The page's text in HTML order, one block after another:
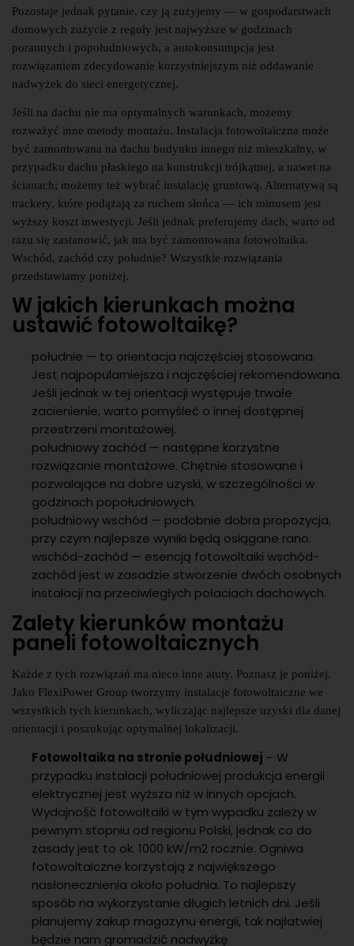
Pozostaje jednak pytanie, czy ją zużyjemy — w gospodarstwach
domowych zużycie z reguły jest najwyższe w godzinach
porannych i popołudniowych, a autokonsumpcja jest
rozwiązaniem zdecydowanie korzystniejszym niż oddawanie
nadwyżek do sieci energetycznej.
Jeśli na dachu nie ma optymalnych warunkach, możemy
rozważyć inne metody montażu. Instalacja fotowoltaiczna może
być zamontowana na dachu budynku innego niż mieszkalny, w
przypadku dachu płaskiego na konstrukcji trójkątnej, a nawet na
ścianach; możemy też wybrać instalację gruntową. Alternatywą są
trackery, które podążają za ruchem słońca — ich minusem jest
wyższy koszt inwestycji. Jeśli jednak preferujemy dach, warto od
razu się zastanowić, jak ma być zamontowana fotowoltaika.
Wschód, zachód czy południe? Wszystkie rozwiązania
przedstawiamy poniżej.
W jakich kierunkach można
ustawić fotowoltaikę?
południe — to orientacja najczęściej stosowana.
Jest najpopularniejsza i najczęściej rekomendowana.
Jeśli jednak w tej orientacji występuje trwałe
zacienienie, warto pomyśleć o innej dostępnej
przestrzeni montażowej.
południowy zachód — następne korzystne
rozwiązanie montażowe. Chętnie stosowane i
pozwalające na dobre uzyski, w szczególności w
godzinach popołudniowych.
południowy wschód — podobnie dobra propozycja,
przy czym najlepsze wyniki będą osiągane rano.
wschód-zachód — esencją fotowoltaiki wschód-
zachód jest w zasadzie stworzenie dwóch osobnych
instalacji na przeciwległych połaciach dachowych.
Zalety kierunków montażu
paneli fotowoltaicznych
Każde z tych rozwiązań ma nieco inne atuty. Poznasz je poniżej.
Jako FlexiPower Group tworzymy instalacje fotowoltaiczne we
wszystkich tych kierunkach, wyliczając najlepsze uzyski dla danej
orientacji i poszukując optymalnej lokalizacji.
Fotowoltaika na stronie południowej – W
przypadku instalacji południowej produkcja energii
elektrycznej jest wyższa niż w innych opcjach.
Wydajność fotowoltaiki w tym wypadku zależy w
pewnym stopniu od regionu Polski, jednak co do
zasady jest to ok. 1000 kW/m2 rocznie. Ogniwa
fotowoltaiczne korzystają z największego
nasłonecznienia około południa. To najlepszy
sposób na wykorzystanie długich letnich dni. Jeśli
planujemy zakup magazynu energii, tak najłatwiej
będzie nam gromadzić nadwyżkę.